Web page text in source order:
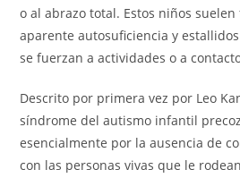
o al abrazo total. Estos niños
aparente autosuficiencia y
se fuerzan a actividades o a
Descrito por primera vez por Leo
síndrome del autismo infantil
esencialmente por la ausencia de
con las personas vivas que le